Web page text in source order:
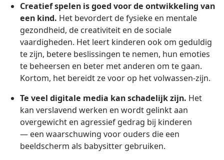
Creatief spelen is goed voor de ontwikkeling van
een kind. Het bevordert de fysieke en mentale
gezondheid, de creativiteit en de sociale
vaardigheden. Het leert kinderen ook om geduldig
te zijn, betere beslissingen te nemen, hun emoties
te beheersen en beter met anderen om te gaan.
Kortom, het bereidt ze voor op het volwassen-zijn.
Te veel digitale media kan schadelijk zijn. Het
kan verslavend werken en wordt gelinkt aan
overgewicht en agressief gedrag bij kinderen
— een waarschuwing voor ouders die een
beeldscherm als babysitter gebruiken.